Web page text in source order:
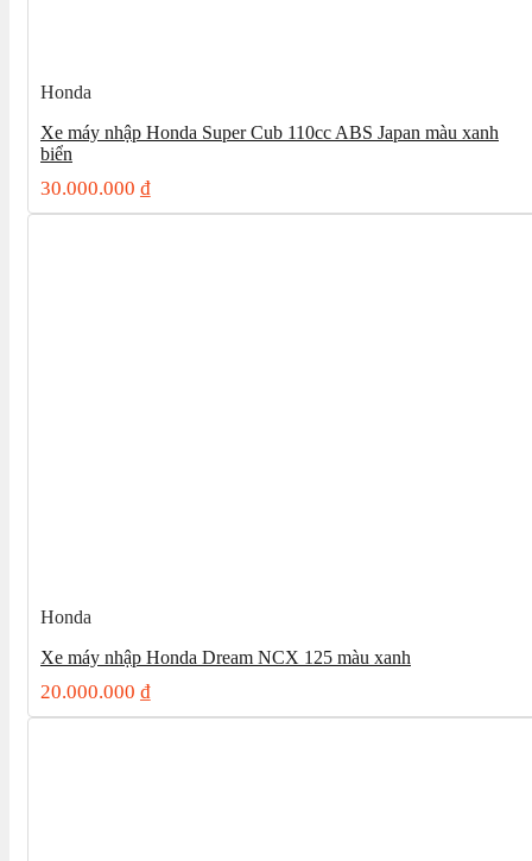
Honda
Xe máy nhập Honda Super Cub 110cc ABS Japan màu xanh
biển
30.000.000 ₫
Honda
Xe máy nhập Honda Dream NCX 125 màu xanh
20.000.000 ₫